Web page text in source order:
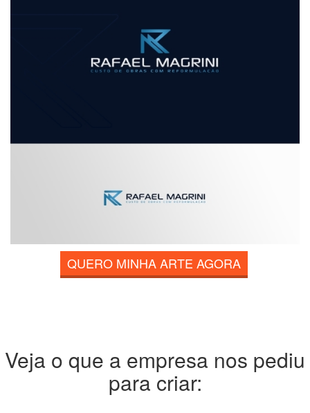
QUERO MINHA ARTE AGORA
Veja o que a empresa nos pediu
para criar: